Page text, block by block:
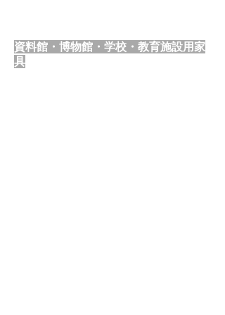
資料館・博物館・学校・教育施設用家
具